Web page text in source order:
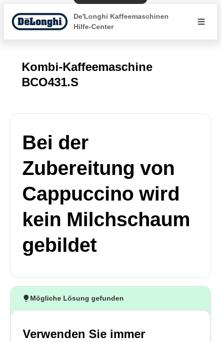
De'Longhi Kaffeemaschinen
Hilfe-Center
Kombi-Kaffeemaschine
BCO431.S
Bei der
Zubereitung von
Cappuccino wird
kein Milchschaum
gebildet
Mögliche Lösung gefunden
Verwenden Sie immer